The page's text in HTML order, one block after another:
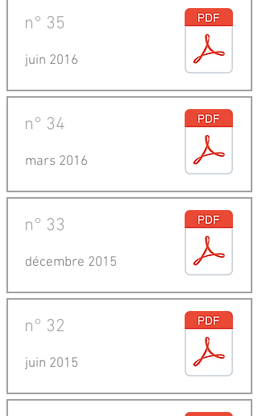
n° 35
juin 2016
n° 34
mars 2016
n° 33
décembre 2015
n° 32
juin 2015